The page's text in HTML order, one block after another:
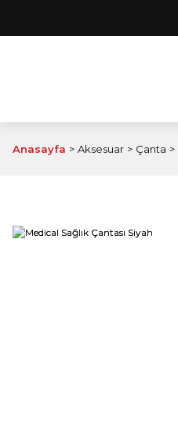
Anasayfa Aksesuar Çanta